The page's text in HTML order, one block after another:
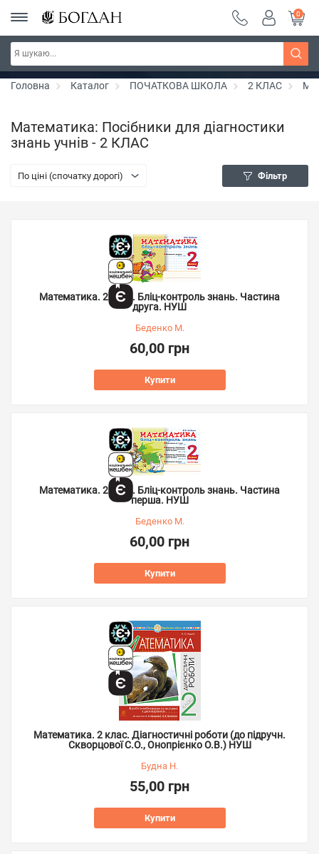
Серія "Чейзіана" ~ знижка 20%
0
Головна Каталог ПОЧАТКОВА ШКОЛА 2 КЛАС
Математика: Посібники для діагностики
знань учнів - 2 КЛАС
По ціні (спочатку дорогі) Фільтр
Математика. 2 клас. Бліц-контроль знань. Частина
друга. НУШ
Беденко М.
60,00 грн
Купити
Математика. 2 клас. Бліц-контроль знань. Частина
перша. НУШ
Беденко М.
60,00 грн
Купити
Математика. 2 клас. Діагностичні роботи (до підручн.
Скворцової С.О., Онопрієнко О.В.) НУШ
Будна Н.
55,00 грн
Купити